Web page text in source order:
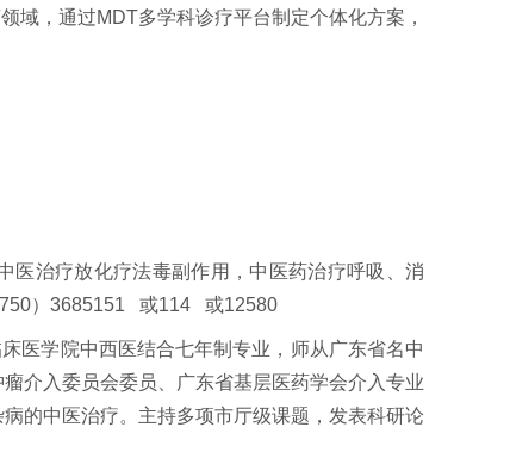
域，通过MDT多学科诊疗平台制定个体化方案，
治疗放化疗法毒副作用，中医药治疗呼吸、消
）3685151 或114 或12580
医学院中西医结合七年制专业，师从广东省名中
介入委员会委员、广东省基层医药学会介入专业
的中医治疗。主持多项市厅级课题，发表科研论